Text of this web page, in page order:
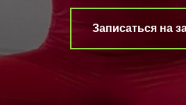
Записаться на